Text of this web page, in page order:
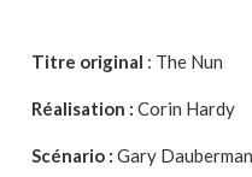
Titre original : The Nun
Réalisation : Corin Hardy
Scénario : Gary